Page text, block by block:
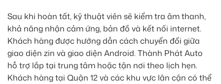
Sau khi hoàn tất, kỹ thuật viên sẽ kiểm tra âm thanh,
khả năng nhận cảm ứng, bản đồ và kết nối internet.
Khách hàng được hướng dẫn cách chuyển đổi giữa
giao diện zin và giao diện Android. Thành Phát Auto
hỗ trợ lắp tại trung tâm hoặc tận nơi theo lịch hẹn.
Khách hàng tại Quận 12 và các khu vực lân cận có thể